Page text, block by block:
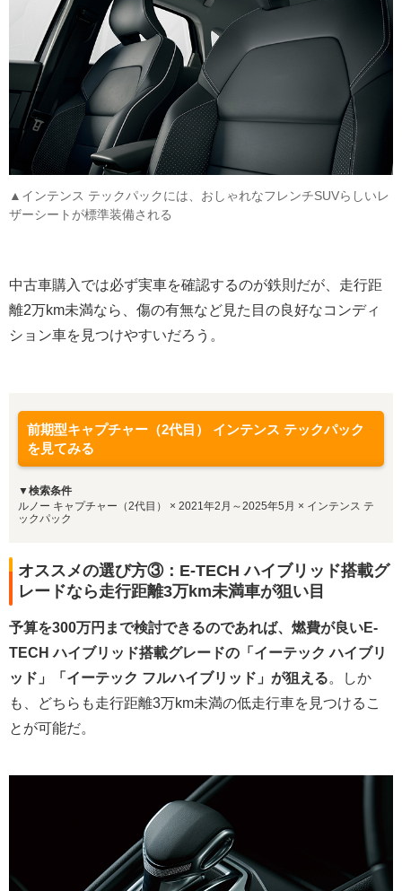
▲インテンス テックパックには、おしゃれなフレンチSUVらしいレ
ザーシートが標準装備される
中古車購入では必ず実車を確認するのが鉄則だが、走行距
離2万km未満なら、傷の有無など見た目の良好なコンディ
ション車を見つけやすいだろう。
前期型キャプチャー（2代目） インテンス テックパック
を見てみる
▼検索条件
ルノー キャプチャー（2代目） × 2021年2月～2025年5月 × インテンス テ
ックパック
オススメの選び方③：E-TECH ハイブリッド搭載グ
レードなら走行距離3万km未満車が狙い目
予算を300万円まで検討できるのであれば、燃費が良いE-
TECH ハイブリッド搭載グレードの「イーテック ハイブリ
ッド」「イーテック フルハイブリッド」が狙える。しか
も、どちらも走行距離3万km未満の低走行車を見つけるこ
とが可能だ。